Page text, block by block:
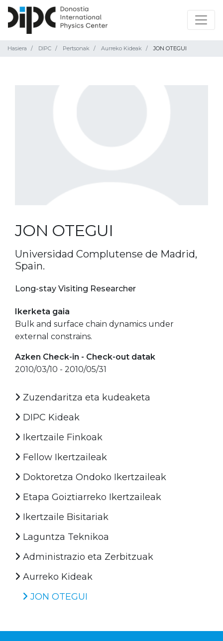
Hasiera DIPC Pertsonak Aurreko Kideak JON OTEGUI
JON OTEGUI
Universidad Complutense de Madrid,
Spain.
Long-stay Visiting Researcher
Ikerketa gaia
Bulk and surface chain dynamics under
external constrains.
Azken Check-in - Check-out datak
2010/03/10 - 2010/05/31
Zuzendaritza eta kudeaketa
DIPC Kideak
Ikertzaile Finkoak
Fellow Ikertzaileak
Doktoretza Ondoko Ikertzaileak
Etapa Goiztiarreko Ikertzaileak
Ikertzaile Bisitariak
Laguntza Teknikoa
Administrazio eta Zerbitzuak
Aurreko Kideak
JON OTEGUI